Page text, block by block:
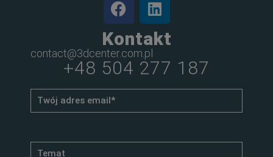
Kontakt
contact@3dcenter.com.pl
+48 504 277 187